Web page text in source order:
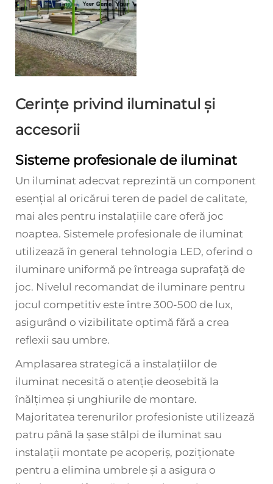
Cerințe privind iluminatul și
accesorii
Sisteme profesionale de iluminat
Un iluminat adecvat reprezintă un component
esențial al oricărui teren de padel de calitate,
mai ales pentru instalațiile care oferă joc
noaptea. Sistemele profesionale de iluminat
utilizează în general tehnologia LED, oferind o
iluminare uniformă pe întreaga suprafață de
joc. Nivelul recomandat de iluminare pentru
jocul competitiv este între 300-500 de lux,
asigurând o vizibilitate optimă fără a crea
reflexii sau umbre.
Amplasarea strategică a instalațiilor de
iluminat necesită o atenție deosebită la
înălțimea și unghiurile de montare.
Majoritatea terenurilor profesioniste utilizează
patru până la șase stâlpi de iluminat sau
instalații montate pe acoperiș, poziționate
pentru a elimina umbrele și a asigura o